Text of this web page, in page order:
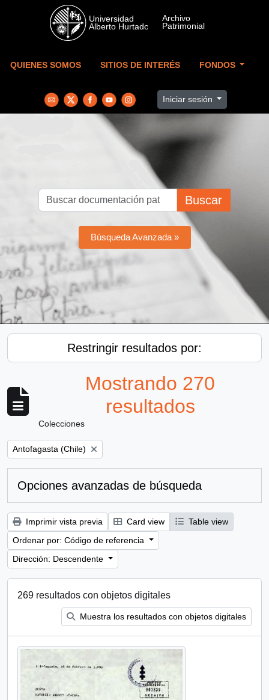
Skip to main content
QUIENES SOMOS SITIOS DE INTERÉS FONDOS
Iniciar sesión
Buscar
Búsqueda Avanzada »
Restringir resultados por:
Mostrando 270
resultados
Colecciones
Remove filter:
Antofagasta (Chile)
Opciones avanzadas de búsqueda
Imprimir vista previa Card view
Table view
Ordenar por: Código de referencia
Dirección: Descendente
269 resultados con objetos digitales
Muestra los resultados con objetos digitales